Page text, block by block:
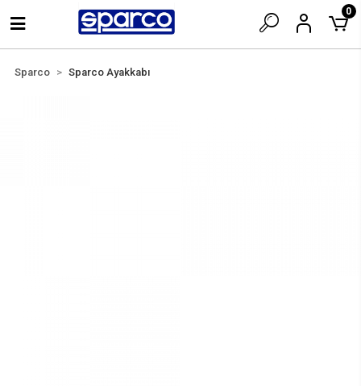
0
Sparco Sparco Ayakkabı